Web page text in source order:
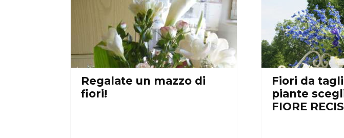
Regalate un mazzo di
fiori!
Fiori da
piante
FIORE